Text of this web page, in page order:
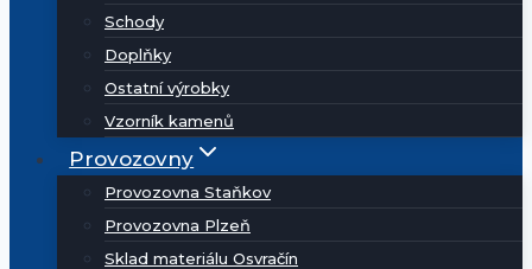
Schody
Doplňky
Ostatní výrobky
Vzorník kamenů
Provozovny
Provozovna Staňkov
Provozovna Plzeň
Sklad materiálu Osvračín